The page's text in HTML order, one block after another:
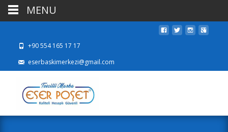
+90 554 165 17 17
eserbaskimerkezi@gmail.com
MENU